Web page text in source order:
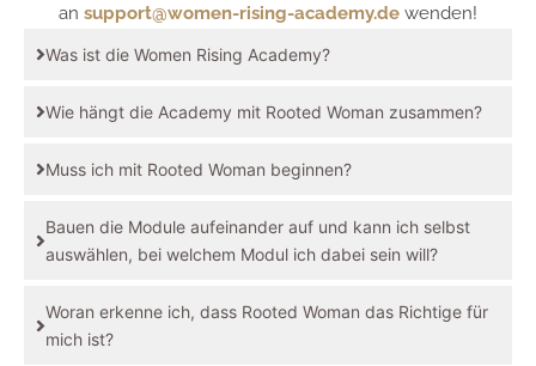
an support@women-rising-academy.de wenden!
Was ist die Women Rising Academy?
Wie hängt die Academy mit Rooted Woman zusammen?
Muss ich mit Rooted Woman beginnen?
Bauen die Module aufeinander auf und kann ich selbst
auswählen, bei welchem Modul ich dabei sein will?
Woran erkenne ich, dass Rooted Woman das Richtige für
mich ist?